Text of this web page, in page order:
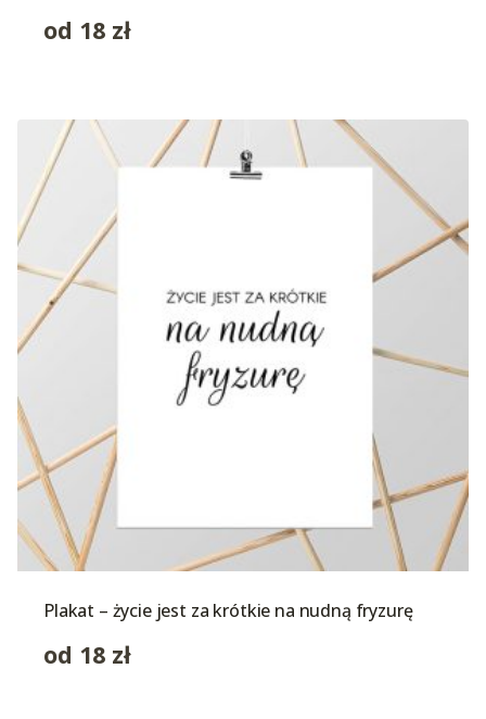
od 18 zł
Plakat – życie jest za krótkie na nudną fryzurę
od 18 zł